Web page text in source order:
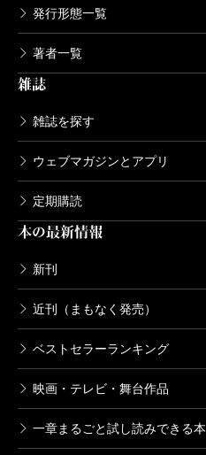
発行形態一覧
著者一覧
雑誌
雑誌を探す
ウェブマガジンとアプリ
定期購読
本の最新情報
新刊
近刊（まもなく発売）
ベストセラーランキング
映画・テレビ・舞台作品
一章まるごと試し読みできる本